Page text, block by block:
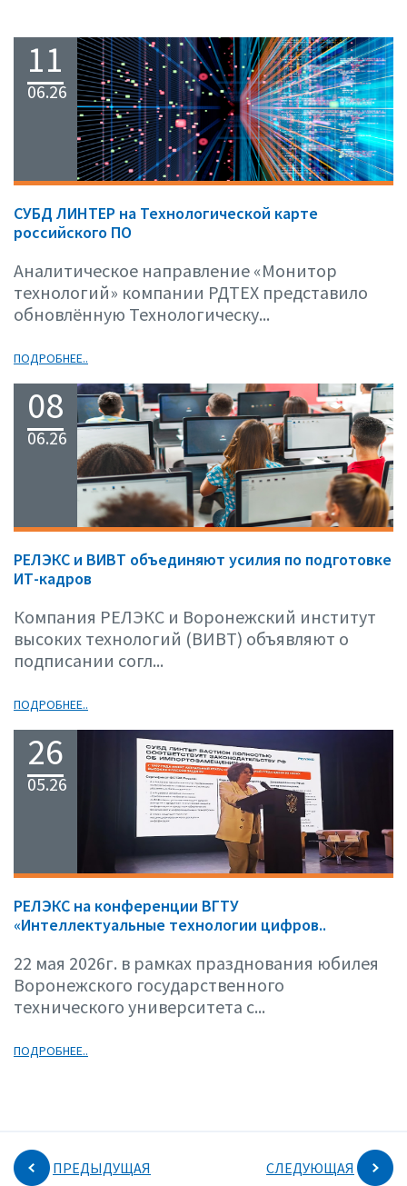
11
06.26
СУБД ЛИНТЕР на Технологической карте
российского ПО
Аналитическое направление «Монитор
технологий» компании РДТЕХ представило
обновлённую Технологическу...
ПОДРОБНЕЕ..
08
06.26
РЕЛЭКС и ВИВТ объединяют усилия по подготовке
ИТ-кадров
Компания РЕЛЭКС и Воронежский институт
высоких технологий (ВИВТ) объявляют о
подписании согл...
ПОДРОБНЕЕ..
26
05.26
РЕЛЭКС на конференции ВГТУ
«Интеллектуальные технологии цифров..
22 мая 2026г. в рамках празднования юбилея
Воронежского государственного
технического университета с...
ПОДРОБНЕЕ..
ПРЕДЫДУЩАЯ СЛЕДУЮЩАЯ